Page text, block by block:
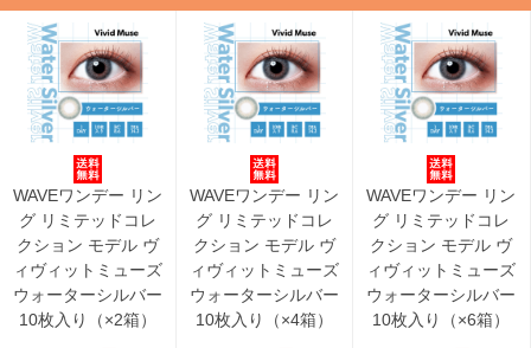
WAVEワンデー リン
グ リミテッドコレ
クション モデル ヴ
ィヴィットミューズ
ウォーターシルバー
10枚入り（×2箱）
WAVEワンデー リン
グ リミテッドコレ
クション モデル ヴ
ィヴィットミューズ
ウォーターシルバー
10枚入り（×4箱）
WAVEワンデー リン
グ リミテッドコレ
クション モデル ヴ
ィヴィットミューズ
ウォーターシルバー
10枚入り（×6箱）